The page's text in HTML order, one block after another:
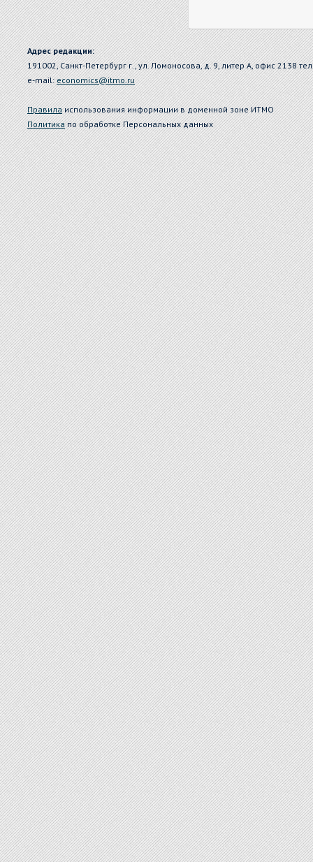
Адрес редакции:
191002, Санкт-Петербург г., ул. Ломоносова, д. 9, литер А, офис 2138
e-mail:economics@itmo.ru
Правилаиспользования информации в доменной зоне ИТМО
Политикапо обработке Персональных данных